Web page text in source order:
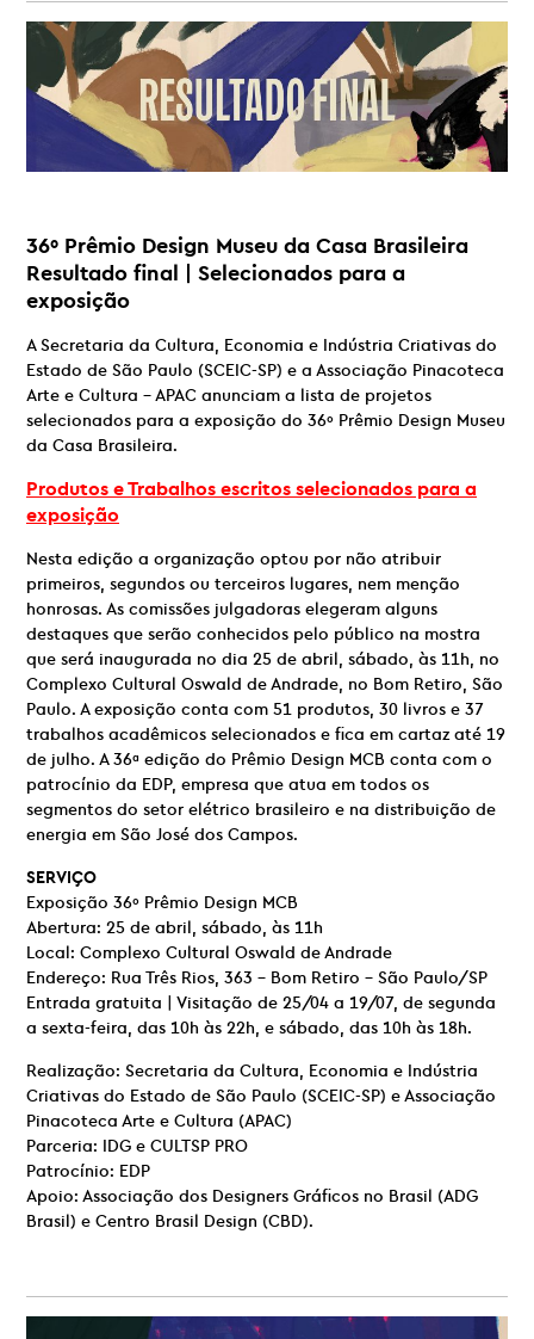
36º Prêmio Design Museu da Casa Brasileira
Resultado final | Selecionados para a
exposição
A Secretaria da Cultura, Economia e Indústria Criativas do
Estado de São Paulo (SCEIC-SP) e a Associação Pinacoteca
Arte e Cultura – APAC anunciam a lista de projetos
selecionados para a exposição do 36º Prêmio Design Museu
da Casa Brasileira.
Produtos e Trabalhos escritos selecionados para a
exposição
Nesta edição a organização optou por não atribuir
primeiros, segundos ou terceiros lugares, nem menção
honrosas. As comissões julgadoras elegeram alguns
destaques que serão conhecidos pelo público na mostra
que será inaugurada no dia 25 de abril, sábado, às 11h, no
Complexo Cultural Oswald de Andrade, no Bom Retiro, São
Paulo. A exposição conta com 51 produtos, 30 livros e 37
trabalhos acadêmicos selecionados e fica em cartaz até 19
de julho. A 36ª edição do Prêmio Design MCB conta com o
patrocínio da EDP, empresa que atua em todos os
segmentos do setor elétrico brasileiro e na distribuição de
energia em São José dos Campos.
SERVIÇO
Exposição 36º Prêmio Design MCB
Abertura: 25 de abril, sábado, às 11h
Local: Complexo Cultural Oswald de Andrade
Endereço: Rua Três Rios, 363 – Bom Retiro – São Paulo/SP
Entrada gratuita | Visitação de 25/04 a 19/07, de segunda
a sexta-feira, das 10h às 22h, e sábado, das 10h às 18h.
Realização: Secretaria da Cultura, Economia e Indústria
Criativas do Estado de São Paulo (SCEIC-SP) e Associação
Pinacoteca Arte e Cultura (APAC)
Parceria: IDG e CULTSP PRO
Patrocínio: EDP
Apoio: Associação dos Designers Gráficos no Brasil (ADG
Brasil) e Centro Brasil Design (CBD).